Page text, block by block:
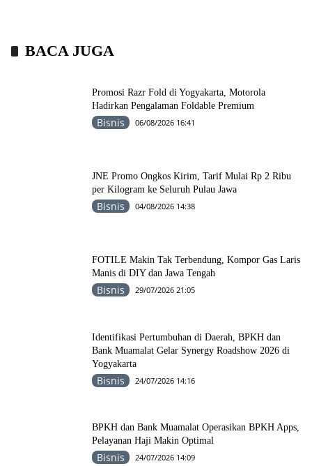
BACA JUGA
Promosi Razr Fold di Yogyakarta, Motorola
Hadirkan Pengalaman Foldable Premium
Bisnis 06/08/2026 16:41
JNE Promo Ongkos Kirim, Tarif Mulai Rp 2 Ribu
per Kilogram ke Seluruh Pulau Jawa
Bisnis 04/08/2026 14:38
FOTILE Makin Tak Terbendung, Kompor Gas Laris
Manis di DIY dan Jawa Tengah
Bisnis 29/07/2026 21:05
Identifikasi Pertumbuhan di Daerah, BPKH dan
Bank Muamalat Gelar Synergy Roadshow 2026 di
Yogyakarta
Bisnis 24/07/2026 14:16
BPKH dan Bank Muamalat Operasikan BPKH Apps,
Pelayanan Haji Makin Optimal
Bisnis 24/07/2026 14:09